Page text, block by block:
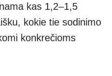
kas 1,2–1,5
kokie tie sodinimo
konkrečioms